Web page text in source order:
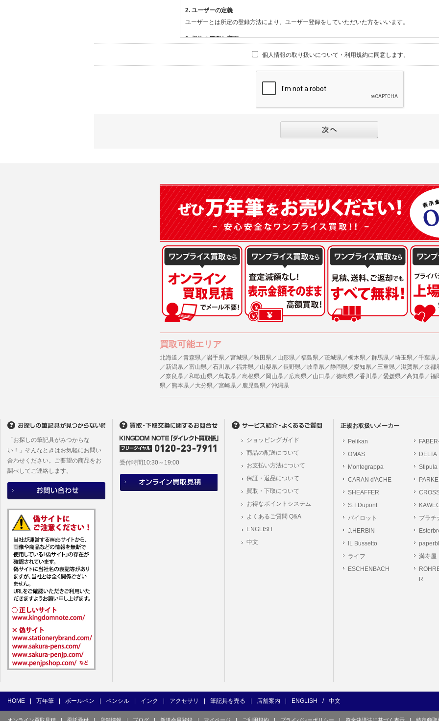
・EVERYBODY×PHOTOGRAPHER.comのご利用に伴いご登録いただいた、広範囲設定をご希
撮影機材や機材の設定等に関する情報、および画像データとその画像データに含まれる情報
・当社ウェブサイト・サービス内のクッキー情報
【外部サービスアカウントを利用される場合】
会員登録時にソーシャルネットワーキングサービス等の外部サービスとの連携を許可した場合
・当社物品販売、古物買取事業および個人・法人の売買仲介業に伴うご案内、契約、申し込み
・メールマガジンの配信、および当社が提供する商品・サービスについてのアンケート実施のた
・EVERYBODY×PHOTOGRAPHER.comのフォトシェアリングサービス運営のため
(1)ご本人の同意がある場合。なお第三者に提供する場合には原則として、機密保持、再提供の
止することを契約の条件といたします。
(2)法令等により開示を求められた場合。
(3)ご本人または公衆の生命、身体又は財産の保護のために必要がある場合であって、本人の同
(4)国の機関若しくは地方公共団体又はその委託を受けた者が法令の定める事務を遂行すること
本人の同意を得ることにより当該事務の遂行に支障を及ぼすおそれがあるとき。
(5)業務を円滑に進めるために、外部業者に個人データの一部又は全部の処理を委託する場合（
の安全管理が図られるように、委託先に対する必要かつ適切な監督を行ないます）。
４．ご提供の任意性
当社への個人情報の提供はお客様の任意ですが、必要な個人情報をご提供いただけない場合、
ますのでご了承下さい。
当社ホームページでは、利用者が当社ホームページに再訪問される際、より便利に当社ホーム
キーを使用する場合があります。
また利用者の統計的分析のため、または掲載された広告にクッキーを使用する場合があります。
するご質問、ご相談にも対応いたします。尚、シュッピン会員のお客様は、当社が保有する個
※個人情報の開示請求には手数料として800円(税別)をご本人様にご負担いただいております。
(2)当社の個人情報に関するお問合せは、以下の窓口で承ります。お問合せの内容により必要な
シュッピン株式会
Mail：
2. ユーザーの定義
ユーザーとは所定の登録方法により、ユーザー登録をしていただいた方をいいます。
3. 規約の範囲と変更
1) 本規約は、本サイト及び本サービスの利用に関し、弊社及び全てのユーザーに適用されます。
2) 弊社が別途規定する個別規定、及び弊社が随時本サイト内に掲示またはユーザーに対し通知
す。本規約と個別規定及び追加規定が異なる場合は、個別規定及び追加規定が優先するものとし
3) 弊社はユーザーの承諾を得ることなく、本規約を変更できるものとし、ユーザーはこれを承
た場合は、本サイト内に掲示またはユーザーに対し通知するものとし、その後にユーザーが本
1) ユーザーは、本サイトの利用に際し、ユーザー本人のユーザーID、パスワード、メールアド
に届け出るものとします。
3) 弊社は一年以上に亘って使用がないユーザーIDとこれに伴う個人情報を抹消することができ
4) ユーザーID、パスワード、メールアドレス及びこれに伴う個人情報の管理不十分、使用上の
は、ユーザーが負うものとし、弊社は一切責任を負いません。
5. 登録事項
1) ユーザーは、メールアドレスその他の登録事項に変更が生じた場合、直ちに弊社所定の変更
2) 弊社はユーザーの入会申込により知り得た情報、またはユーザーが本サイト及び本サービス
報に関し、以下の項目に該当する場合に利用することができるものとします。
(1) 統計した情報のみを開示し、ユーザーの個人情報を表示しない場合。
(2) ユーザーから寄せられた情報を、ユーザーの個人情報を表示せずに開示する場合。
(3) ユーザーが個人情報の開示について同意している場合。
(4) 法令により開示が求められた場合。
(5) 弊社で取り扱う商品またはサービスに関する案内や情報提供（郵便、電子メール等によるダ
(6) 弊社が利用目的を示してユーザーから取得した情報を、その利用目的の範囲内で利用する場
6. 情報の提供
1)弊社は、各ユーザーに対し、当該ユーザーの購入商品の情報、及び弊社の特価商品の情報等、
ユーザーは、本サイトのメールマガジンの購読に際し、ユーザー本人の責任においてメールマガ
フォームにて入力されたメールアドレスに、本サイトのお知らせをメールにてお送りさせていた
本サイトからのメールの受け取りを希望されない場合は、下記リンクから設定の変更を行ってく
本サイト会員のお客様は こちら
※設定変更前にログインする必要があります。
メールマガジン会員のお客様はこちら
1) ユーザーは本サイト及び本サービスの利用に当たり、以下の行為を行なってはならないものと
(1) 他のユーザー、第三者もしくは弊社の著作権又はその他の権利を侵害する行為、及び侵害す
(2) 他のユーザー、第三者もしくは弊社の財産またはプライバシーを侵害する行為、及び侵害す
(3) 上記の他、他のユーザー、第三者もしくは弊社に不利益又は損害を与える行為、および与え
個人情報の取り扱いについて・利用規約に同意します。
買取可能エリア
北海道／青森県／岩手県／宮城県／秋田県／山形県／福島県／茨城県／栃木県／群馬県／埼玉県／千葉県
／新潟県／富山県／石川県／福井県／山梨県／長野県／岐阜県／静岡県／愛知県／三重県／滋賀県／京都
／奈良県／和歌山県／鳥取県／島根県／岡山県／広島県／山口県／徳島県／香川県／愛媛県／高知県／福
県／熊本県／大分県／宮崎県／鹿児島県／沖縄県
正規お取扱いメーカー
Pelikan
OMAS
DELTA
Montegrappa
Stipula
CARAN d'ACHE
SHEAFFER
S.T.Dupont
パイロット
プラチ
J.HERBIN
IL Bussetto
ライフ
満寿屋
ESCHENBACH
R
「お探しの筆記具がみつからな
い！」そんなときはお気軽にお問い
合わせください。ご要望の商品をお
調べしてご連絡します。
受付時間10:30～19:00
ショッピングガイド
商品の配送について
お支払い方法について
保証・返品について
買取・下取について
お得なポイントシステム
よくあるご質問 Q&A
ENGLISH
中文
HOME 万年筆 ボールペン ペンシル インク アクセサリ 筆記具を売る 店舗案内 ENGLISH / 中文